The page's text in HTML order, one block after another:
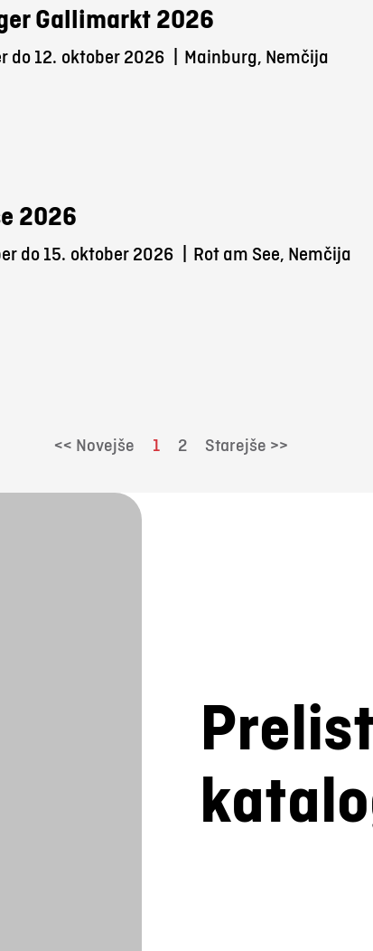
Gallimarkt 2026
do 12. oktober 2026 Mainburg, Nemčija
2026
do 15. oktober 2026 Rot am See, Nemčija
<< Novejše 1 2 Starejše >>